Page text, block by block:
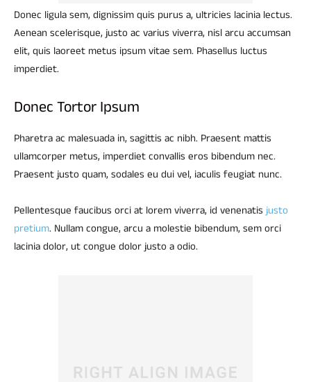
Donec ligula sem, dignissim quis purus a, ultricies lacinia lectus.
Aenean scelerisque, justo ac varius viverra, nisl arcu accumsan
elit, quis laoreet metus ipsum vitae sem. Phasellus luctus
imperdiet.
Donec Tortor Ipsum
Pharetra ac malesuada in, sagittis ac nibh. Praesent mattis
ullamcorper metus, imperdiet convallis eros bibendum nec.
Praesent justo quam, sodales eu dui vel, iaculis feugiat nunc.
Pellentesque faucibus orci at lorem viverra, id venenatisjusto
pretium. Nullam congue, arcu a molestie bibendum, sem orci
lacinia dolor, ut congue dolor justo a odio.